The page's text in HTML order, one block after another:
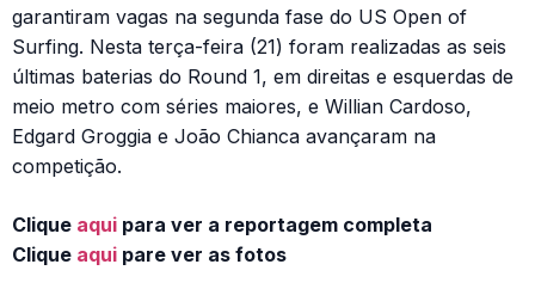
garantiram vagas na segunda fase do US Open of
Surfing. Nesta terça-feira (21) foram realizadas as seis
últimas baterias do Round 1, em direitas e esquerdas de
meio metro com séries maiores, e Willian Cardoso,
Edgard Groggia e João Chianca avançaram na
competição.
Clique aqui para ver a reportagem completa
Clique aqui pare ver as fotos